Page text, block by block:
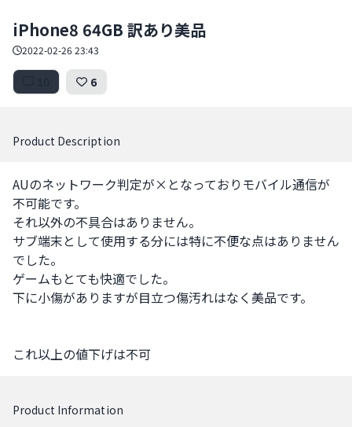
iPhone8 64GB 訳あり美品
2022-02-26 23:43
6
Product Description
AUのネットワーク判定が×となっておりモバイル通信が
不可能です。
それ以外の不具合はありません。
サブ端末として使用する分には特に不便な点はありません
でした。
ゲームもとても快適でした。
下に小傷がありますが目立つ傷汚れはなく美品です。
これ以上の値下げは不可
Product Information